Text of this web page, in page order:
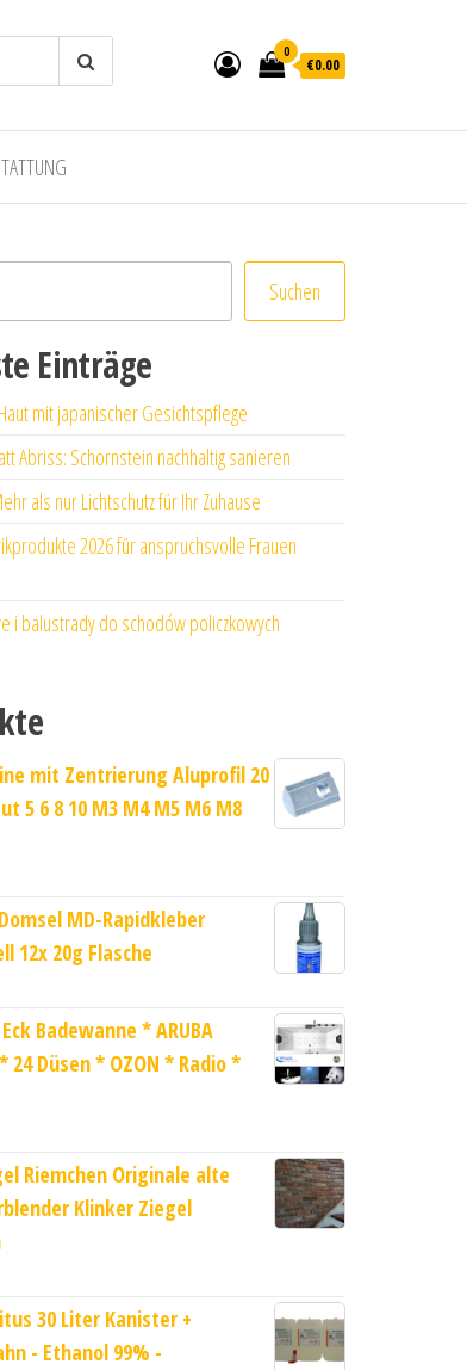
0
€0.00
Suchen
Einträge
mit japanischer Gesichtspflege
Abriss: Schornstein nachhaltig sanieren
als nur Lichtschutz für Ihr Zuhause
2026 für anspruchsvolle Frauen
i balustrady do schodów policzkowych
mit Zentrierung Aluprofil 20
5 6 8 10 M3 M4 M5 M6 M8
MD-Rapidkleber
12x 20g Flasche
Badewanne * ARUBA
24 Düsen * OZON * Radio *
Riemchen Originale alte
Klinker Ziegel
30 Liter Kanister +
- Ethanol 99% -